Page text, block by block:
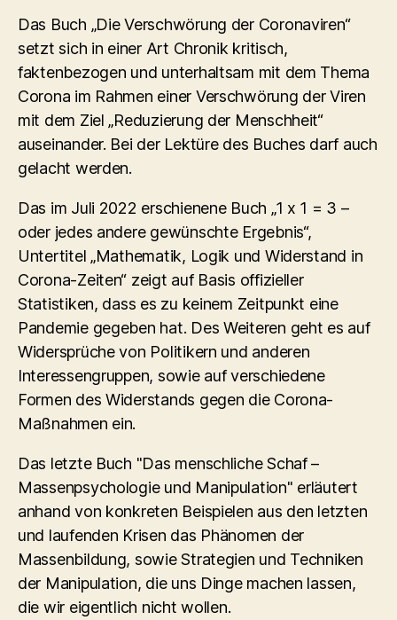
Das Buch „Die Verschwörung der Coronaviren“
setzt sich in einer Art Chronik kritisch,
faktenbezogen und unterhaltsam mit dem Thema
Corona im Rahmen einer Verschwörung der Viren
mit dem Ziel „Reduzierung der Menschheit“
auseinander. Bei der Lektüre des Buches darf auch
gelacht werden.
Das im Juli 2022 erschienene Buch „1 x 1 = 3 –
oder jedes andere gewünschte Ergebnis“,
Untertitel „Mathematik, Logik und Widerstand in
Corona-Zeiten“ zeigt auf Basis offizieller
Statistiken, dass es zu keinem Zeitpunkt eine
Pandemie gegeben hat. Des Weiteren geht es auf
Widersprüche von Politikern und anderen
Interessengruppen, sowie auf verschiedene
Formen des Widerstands gegen die Corona-
Maßnahmen ein.
Das letzte Buch "Das menschliche Schaf –
Massenpsychologie und Manipulation" erläutert
anhand von konkreten Beispielen aus den letzten
und laufenden Krisen das Phänomen der
Massenbildung, sowie Strategien und Techniken
der Manipulation, die uns Dinge machen lassen,
die wir eigentlich nicht wollen.